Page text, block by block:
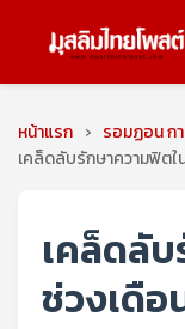
หน้าแรก › รอมฏอน ก
เคล็ดลับรักษาความฟิต
เคล็ดลั
ช่วงเดื